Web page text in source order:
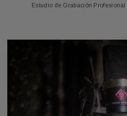
Estudio de Grabación